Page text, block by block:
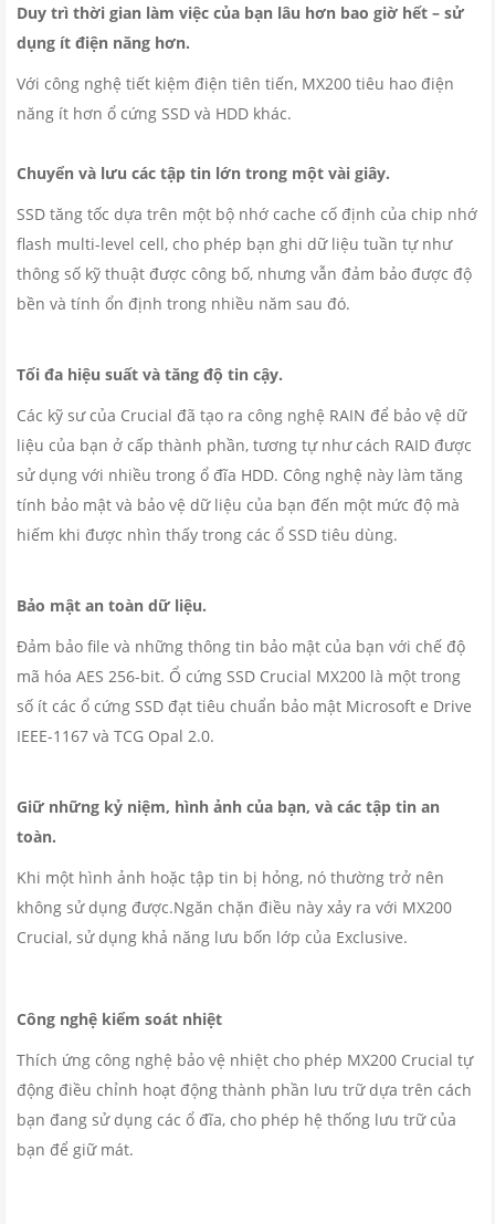
Duy trì thời gian làm việc của bạn lâu hơn bao giờ hết – sử
dụng ít điện năng hơn.
Với công nghệ tiết kiệm điện tiên tiến, MX200 tiêu hao điện
năng ít hơn ổ cứng SSD và HDD khác.
Chuyển và lưu các tập tin lớn trong một vài giây.
SSD tăng tốc dựa trên một bộ nhớ cache cố định của chip nhớ
flash multi-level cell, cho phép bạn ghi dữ liệu tuần tự như
thông số kỹ thuật được công bố, nhưng vẫn đảm bảo được độ
bền và tính ổn định trong nhiều năm sau đó.
Tối đa hiệu suất và tăng độ tin cậy.
Các kỹ sư của Crucial đã tạo ra công nghệ RAIN để bảo vệ dữ
liệu của bạn ở cấp thành phần, tương tự như cách RAID được
sử dụng với nhiều trong ổ đĩa HDD. Công nghệ này làm tăng
tính bảo mật và bảo vệ dữ liệu của bạn đến một mức độ mà
hiếm khi được nhìn thấy trong các ổ SSD tiêu dùng.
Bảo mật an toàn dữ liệu.
Đảm bảo file và những thông tin bảo mật của bạn với chế độ
mã hóa AES 256-bit. Ổ cứng SSD Crucial MX200 là một trong
số ít các ổ cứng SSD đạt tiêu chuẩn bảo mật Microsoft e Drive
IEEE-1167 và TCG Opal 2.0.
Giữ những kỷ niệm, hình ảnh của bạn, và các tập tin an
toàn.
Khi một hình ảnh hoặc tập tin bị hỏng, nó thường trở nên
không sử dụng được.Ngăn chặn điều này xảy ra với MX200
Crucial, sử dụng khả năng lưu bốn lớp của Exclusive.
Công nghệ kiểm soát nhiệt
Thích ứng công nghệ bảo vệ nhiệt cho phép MX200 Crucial tự
động điều chỉnh hoạt động thành phần lưu trữ dựa trên cách
bạn đang sử dụng các ổ đĩa, cho phép hệ thống lưu trữ của
bạn để giữ mát.